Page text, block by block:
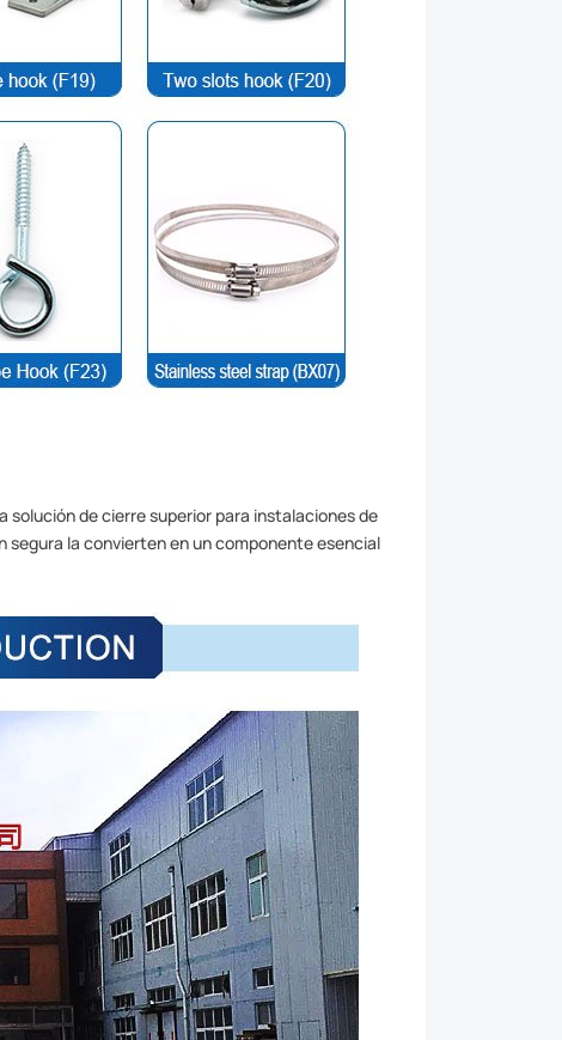
solución de cierre superior para instalaciones de
la convierten en un componente esencial